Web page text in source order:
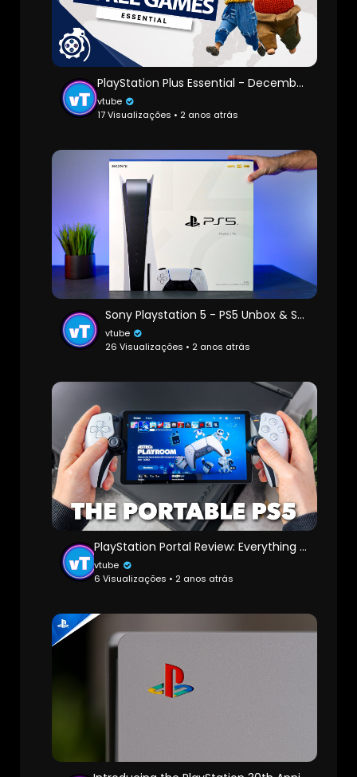
PlayStation Plus Essential - December 2024 (PS+)
vtube
17 Visualizações • 2 anos atrás
Sony Playstation 5 - PS5 Unbox & Setup
vtube
26 Visualizações • 2 anos atrás
PlayStation Portal Review: Everything you NEED to know
vtube
6 Visualizações • 2 anos atrás